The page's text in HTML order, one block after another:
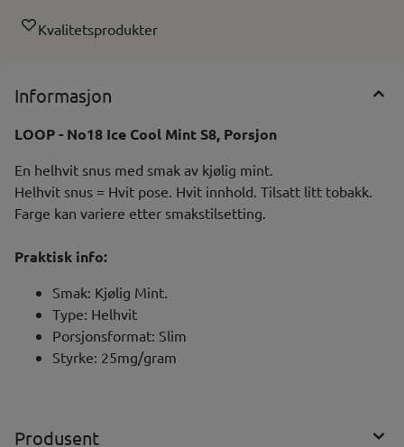
Kvalitetsprodukter
Informasjon
LOOP - No18 Ice Cool Mint S8, Porsjon
En helhvit snus med smak av kjølig mint.
Helhvit snus = Hvit pose. Hvit innhold. Tilsatt litt tobakk.
Farge kan variere etter smakstilsetting.
Praktisk info:
Smak: Kjølig Mint.
Type: Helhvit
Porsjonsformat: Slim
Styrke: 25mg/gram
Produsent